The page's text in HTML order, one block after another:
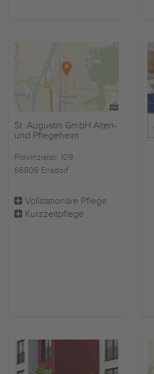
St. Augustin GmbH Alten-
und Pflegeheim
Provinzialstr. 109
66806 Ensdorf
Vollstationäre Pflege
Kurzzeitpflege